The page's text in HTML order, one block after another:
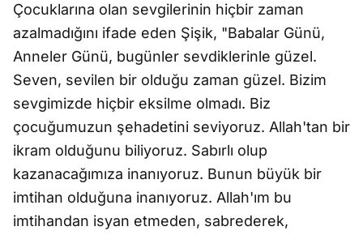
Çocuklarına olan sevgilerinin hiçbir zaman
azalmadığını ifade eden Şişik, "Babalar Günü,
Anneler Günü, bugünler sevdiklerinle güzel.
Seven, sevilen bir olduğu zaman güzel. Bizim
sevgimizde hiçbir eksilme olmadı. Biz
çocuğumuzun şehadetini seviyoruz. Allah'tan bir
ikram olduğunu biliyoruz. Sabırlı olup
kazanacağımıza inanıyoruz. Bunun büyük bir
imtihan olduğuna inanıyoruz. Allah'ım bu
imtihandan isyan etmeden, sabrederek,